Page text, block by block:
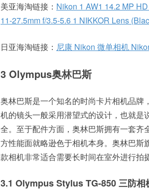
美亚海淘链接： Nikon 1 AW1 14.2 MP
11-27.5mm f/3.5-5.6 1 NIKKOR Lens
日亚海淘链接： 尼康 Nikon 微单相机
3 Olympus奥林巴斯
奥林巴斯是一个知名的时尚卡片相机品
机的镜头一般采用潜望式的设计，也就
全。至于配件方面，奥林巴斯拥有一套
方性能面就略逊色于相机本身。奥林巴斯
款相机非常适合需要长时间在室外进行拍
3.1 Olympus Stylus TG-850 三防相